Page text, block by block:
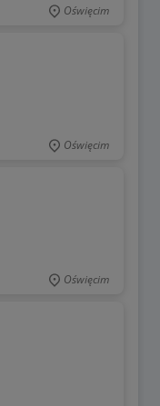
Oświęcim
Oświęcim
Oświęcim